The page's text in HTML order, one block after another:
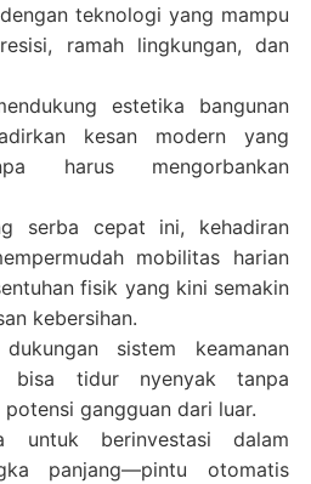
teknologi yang mampu
ramah lingkungan, dan
estetika bangunan
kesan modern yang
harus mengorbankan
serba cepat ini, kehadiran
mobilitas harian
fisik yang kini semakin
kebersihan.
sistem keamanan
bisa tidur nyenyak tanpa
gangguan dari luar.
untuk berinvestasi dalam
panjang—pintu otomatis